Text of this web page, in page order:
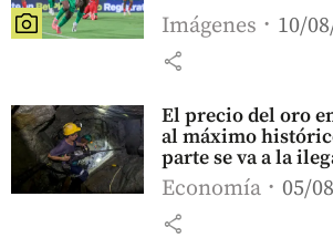
Imágenes 10/
share
El precio del oro
al máximo
parte se va a la
Economía 05/
share